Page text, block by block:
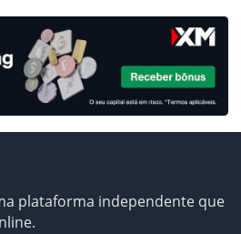
plataforma independente que